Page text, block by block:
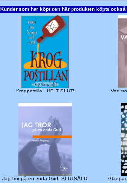
Kunder som har köpt den här produkten köpte också
Krogpostilla - HELT SLUT! Vad
Jag tror på en enda Gud -SLUTSÅLD!